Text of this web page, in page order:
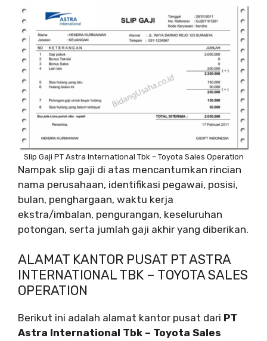
Slip Gaji PT Astra International Tbk – Toyota Sales Operation
Nampak slip gaji di atas mencantumkan rincian
nama perusahaan, identifikasi pegawai, posisi,
bulan, penghargaan, waktu kerja
ekstra/imbalan, pengurangan, keseluruhan
potongan, serta jumlah gaji akhir yang diberikan.
ALAMAT KANTOR PUSAT PT ASTRA
INTERNATIONAL TBK – TOYOTA SALES
OPERATION
Berikut ini adalah alamat kantor pusat dari PT
Astra International Tbk – Toyota Sales